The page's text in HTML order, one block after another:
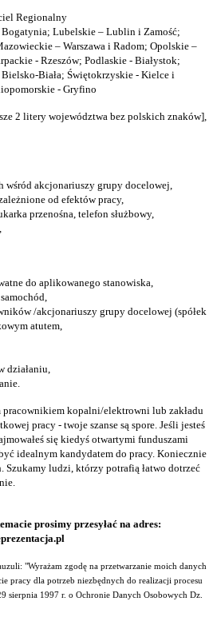
Regionalny
Bogatynia; Lubelskie – Lublin i Zamość;
– Warszawa i Radom; Opolskie –
- Rzeszów; Podlaskie - Białystok;
Biała; Świętokrzyskie - Kielce i
- Gryfino
2 litery województwa bez polskich znaków],
wśród akcjonariuszy grupy docelowej,
od efektów pracy,
przenośna, telefon służbowy,
do aplikowanego stanowiska,
/akcjonariuszy grupy docelowej (spółek
atutem,
działaniu,
pracownikiem kopalni/elektrowni lub zakładu
pracy - twoje szanse są spore. Jeśli jesteś
się kiedyś otwartymi funduszami
idealnym kandydatem do pracy. Koniecznie
Szukamy ludzi, którzy potrafią łatwo dotrzeć
prosimy przesyłać na adres:
"Wyrażam zgodę na przetwarzanie moich danych
pracy dla potrzeb niezbędnych do realizacji procesu
sierpnia 1997 r. o Ochronie Danych Osobowych Dz.